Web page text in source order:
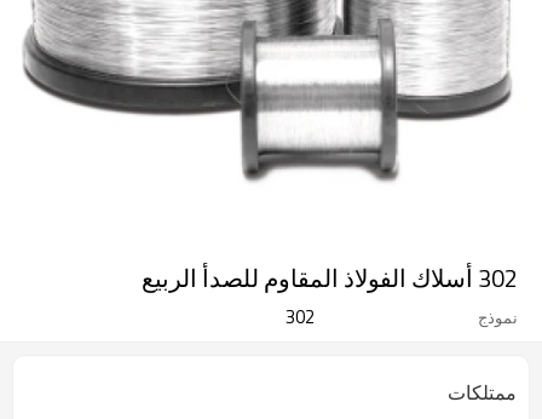
302 أسلاك الفولاذ المقاوم للصدأ الربيع
نموذج 302
ممتلكات